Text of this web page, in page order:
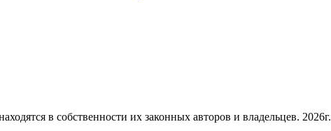
в собственности их законных авторов и владельцев. 2026г.